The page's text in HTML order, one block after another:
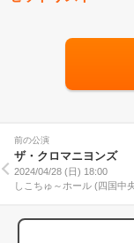
前の公演
ザ・クロマニヨンズ
2024/04/28 (日) 18:00
しこちゅ～ホール (四国中